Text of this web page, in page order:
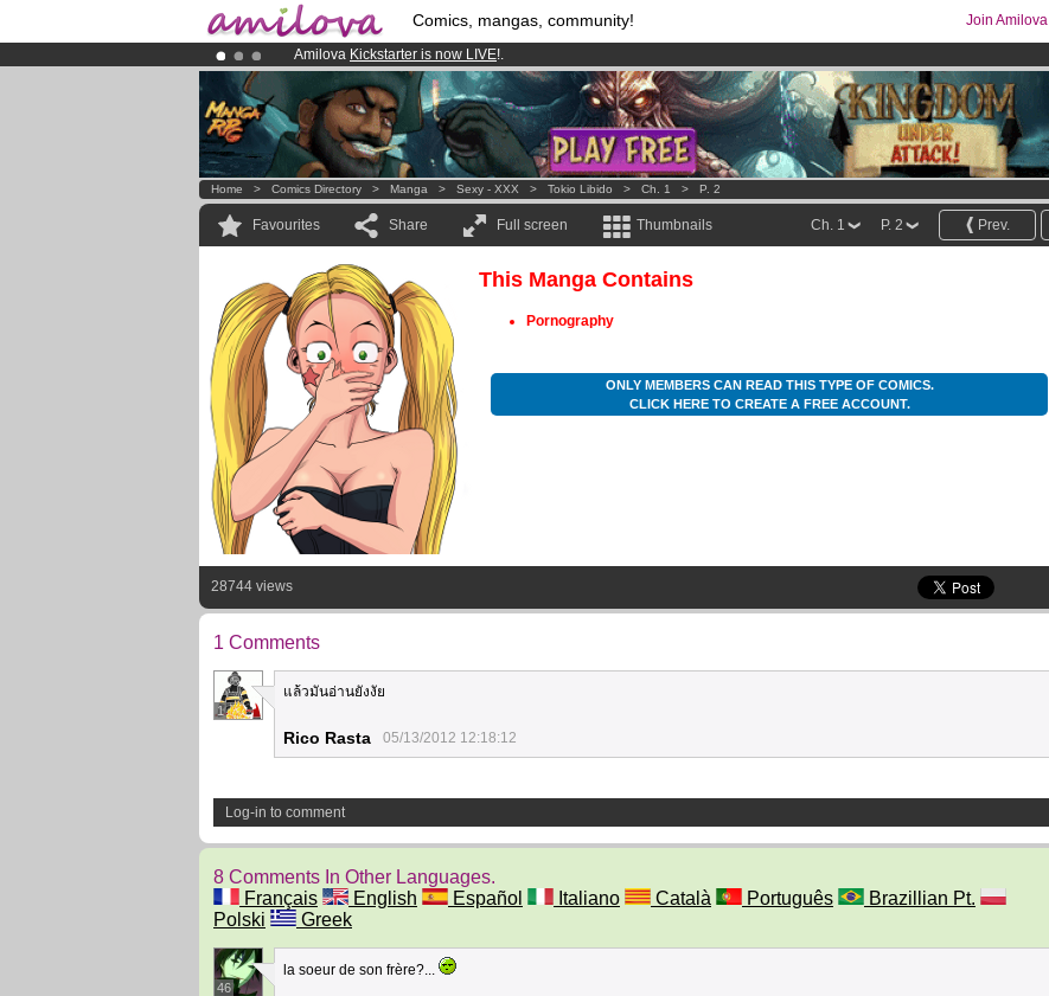
Comics, mangas, community! Join Amilova
Amilova Kickstarter is now LIVE!.
Already 134393membersand 1208comics & mangas!.
Premium membership from3.95 euros per month !Get membership now
Home > Comics Directory > Manga > Sexy - XXX > Tokio Libido > Ch. 1 > P. 2
Favourites Share Full screen Thumbnails Prev.
P. 2
Ch. 1
This Manga Contains
Pornography
ONLY MEMBERS CAN READ THIS TYPE OF COMICS.
CLICK HERE TO CREATE A FREE ACCOUNT.
28744 views
1 Comments
1
แล้วมันอ่านยังงัย
Rico Rasta 05/13/2012 12:18:12
Log-in to comment
8 Comments In Other Languages.
Français
English Español Italiano Català Português
Brazillian Pt.
Polski
Greek
46
la soeur de son frère?...